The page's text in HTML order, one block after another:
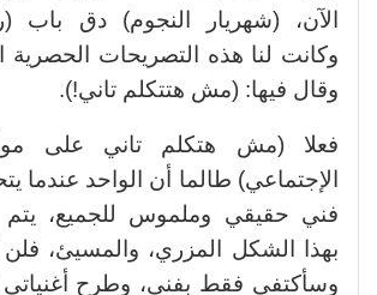
الآن، (شهريار النجوم) دق باب
وكانت لنا هذه التصريحات الحصرية
وقال فيها: (مش هتتكلم تاني!).
فعلا (مش هتكلم تاني على
الإجتماعي) طالما أن الواحد عندما
فني حقيقي وملموس للجميع، يتم
بهذا الشكل المزري، والمسيئ، فلن
وسأكتفي فقط بفني، وطرح أغنياتي